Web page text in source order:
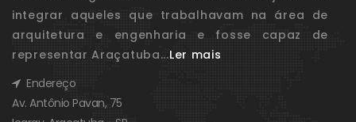
integrar aqueles que trabalhavam na área de
arquitetura e engenharia e fosse capaz de
representar Araçatuba...Ler mais
Endereço
Av. Antônio Pavan, 75